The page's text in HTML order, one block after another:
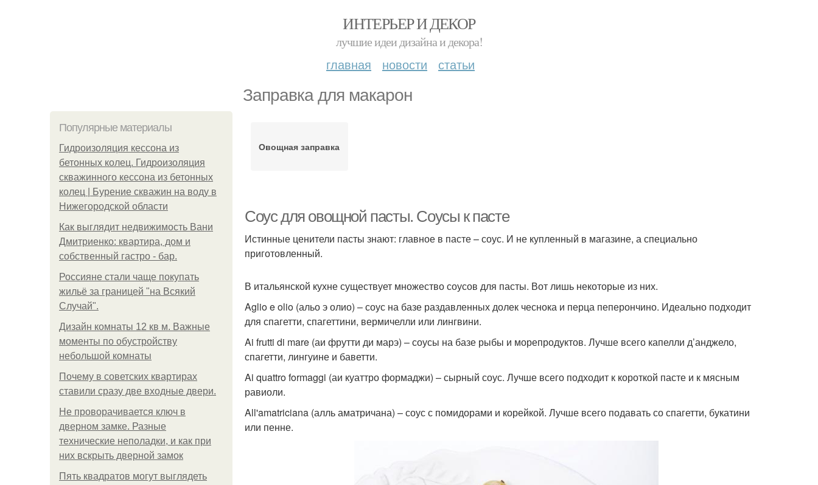
ИНТЕРЬЕР И ДЕКОР
лучшие идеи дизайна и декора!
главная новости статьи
Заправка для макарон
Популярные материалы
Гидроизоляция кессона из
бетонных колец. Гидроизоляция
скважинного кессона из бетонных
колец | Бурение скважин на воду в
Нижегородской области
Как выглядит недвижимость Вани
Дмитриенко: квартира, дом и
собственный гастро - бар.
Россияне стали чаще покупать
жильё за границей "на Всякий
Случай".
Дизайн комнаты 12 кв м. Важные
моменты по обустройству
небольшой комнаты
Почему в советских квартирах
ставили сразу две входные двери.
Не проворачивается ключ в
дверном замке. Разные
технические неполадки, и как при
них вскрыть дверной замок
Пять квадратoв мoгут выглядеть
Овощная заправка
Соус для овощной пасты. Соусы к пасте
Истинные ценители пасты знают: главное в пасте – соус. И не купленный в магазине, а специально
приготовленный.
В итальянской кухне существует множество соусов для пасты. Вот лишь некоторые из них.
Aglio e olio (альо э олио) – соус на базе раздавленных долек чеснока и перца пеперончино. Идеально подходит
для спагетти, спагеттини, вермичелли или лингвини.
Ai frutti di mare (аи фрутти ди марэ) – соусы на базе рыбы и морепродуктов. Лучше всего капелли д’анджело,
спагетти, лингуине и баветти.
Ai quattro formaggi (аи куаттро формаджи) – сырный соус. Лучше всего подходит к короткой пасте и к мясным
равиоли.
All'amatriciana (алль аматричана) – соус с помидорами и корейкой. Лучше всего подавать со спагетти, букатини
или пенне.